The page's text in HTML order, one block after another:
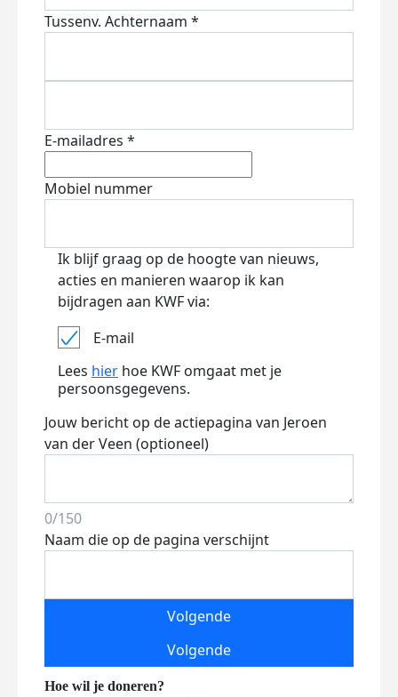
Tussenv. Achternaam *
E-mailadres *
Mobiel nummer
Ik blijf graag op de hoogte van nieuws,
acties en manieren waarop ik kan
bijdragen aan KWF via:
E-mail
Lees hier hoe KWF omgaat met je
persoonsgegevens.
Jouw bericht op de actiepagina van Jeroen
van der Veen (optioneel)
0/150
Naam die op de pagina verschijnt
Volgende
Volgende